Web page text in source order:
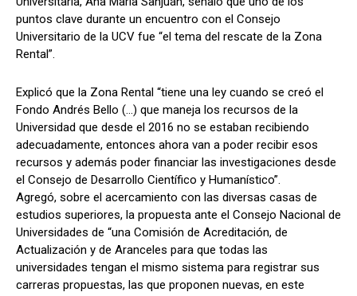
puntos clave durante un encuentro con el Consejo
Universitario de la UCV fue “el tema del rescate de la Zona
Rental”.
Explicó que la Zona Rental “tiene una ley cuando se creó el
Fondo Andrés Bello (...) que maneja los recursos de la
Universidad que desde el 2016 no se estaban recibiendo
adecuadamente, entonces ahora van a poder recibir esos
recursos y además poder financiar las investigaciones desde
el Consejo de Desarrollo Científico y Humanístico”.
Agregó, sobre el acercamiento con las diversas casas de
estudios superiores, la propuesta ante el Consejo Nacional de
Universidades de “una Comisión de Acreditación, de
Actualización y de Aranceles para que todas las
universidades tengan el mismo sistema para registrar sus
carreras propuestas, las que proponen nuevas, en este